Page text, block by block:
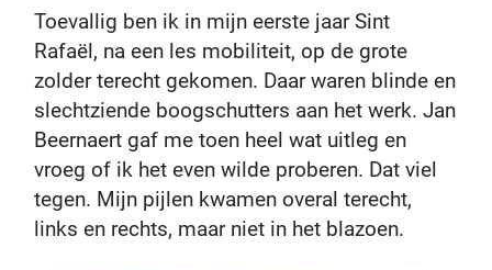
Toevallig ben ik in mijn eerste jaar Sint
Rafaël, na een les mobiliteit, op de grote
zolder terecht gekomen. Daar waren blinde en
slechtziende boogschutters aan het werk. Jan
Beernaert gaf me toen heel wat uitleg en
vroeg of ik het even wilde proberen. Dat viel
tegen. Mijn pijlen kwamen overal terecht,
links en rechts, maar niet in het blazoen.